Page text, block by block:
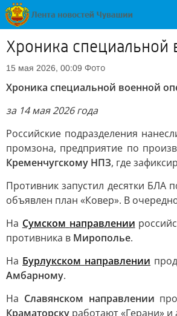
Хроника специальной
15 мая 2026, 00:09 Фото
Хроника специальной военной
за 14 мая 2026 года
Российские подразделения
промзона, предприятие по
Кременчугскому НПЗ, где
Противник запустил десятки БЛА
объявлен план «Ковер». В
На Сумском направлении
противника в Мирополье.
На Бурлукском направлении
Амбарному.
На Славянском направлении
Краматорску работают «Герани» и